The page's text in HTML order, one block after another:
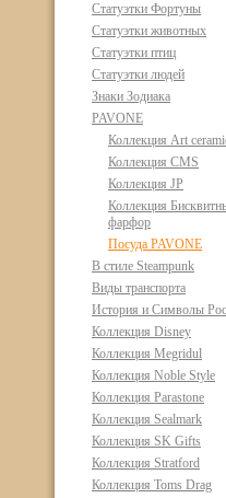
Статуэтки Фортуны
Статуэтки животных
Статуэтки птиц
Статуэтки людей
Знаки Зодиака
PAVONE
Коллекция Art
Коллекция CMS
Коллекция JP
Коллекция
фарфор
Посуда PAVONE
В стиле Steampunk
Виды транспорта
История и Символы
Коллекция Disney
Коллекция Megridul
Коллекция Noble Style
Коллекция Parastone
Коллекция Sealmark
Коллекция SK Gifts
Коллекция Stratford
Коллекция Toms Drag